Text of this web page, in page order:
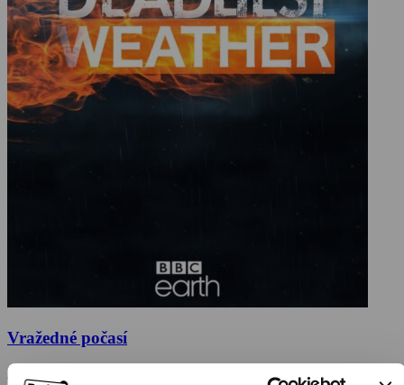
Vražedné počasí
2016, Velká Británie, 48 min